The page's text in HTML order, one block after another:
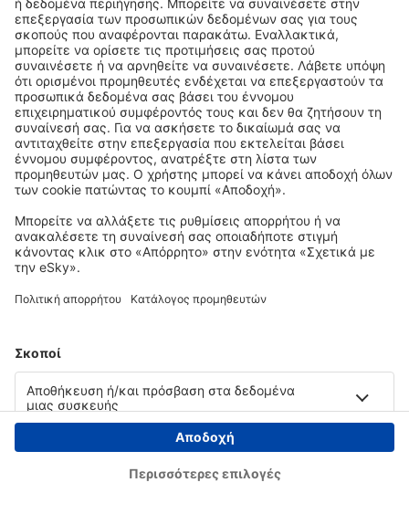
Copyright © eSky.gr. Με την επιφύλαξη παντός νομίμου δικαιώματος.